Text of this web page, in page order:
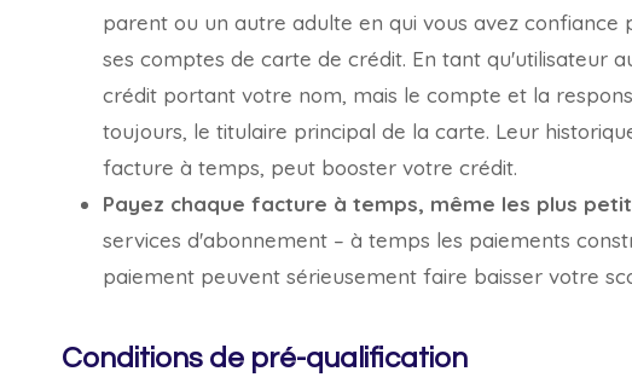
parent ou un autre adulte en qui vous avez
ses comptes de carte de crédit. En tant qu'utilisateur
crédit portant votre nom, mais le compte et la
toujours, le titulaire principal de la carte. Leur
facture à temps, peut booster votre crédit.
Payez chaque facture à temps, même les plus
services d'abonnement – ​​à temps les paiements
paiement peuvent sérieusement faire baisser votre
Conditions de pré-qualification